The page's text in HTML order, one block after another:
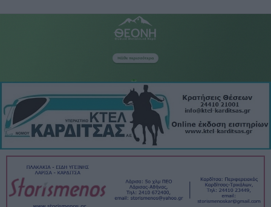
RSS
Επικοινωνία με το
KarditsaLive.Net